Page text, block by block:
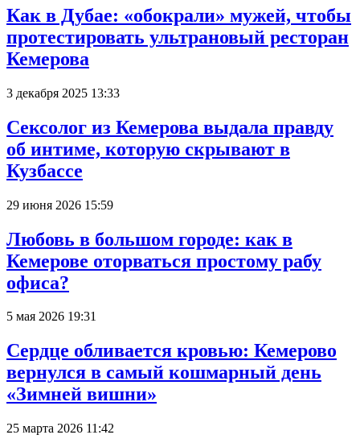
Как в Дубае: «обокрали» мужей, чтобы
протестировать ультрановый ресторан
Кемерова
3 декабря 2025 13:33
Сексолог из Кемерова выдала правду
об интиме, которую скрывают в
Кузбассе
29 июня 2026 15:59
Любовь в большом городе: как в
Кемерове оторваться простому рабу
офиса?
5 мая 2026 19:31
Сердце обливается кровью: Кемерово
вернулся в самый кошмарный день
«Зимней вишни»
25 марта 2026 11:42